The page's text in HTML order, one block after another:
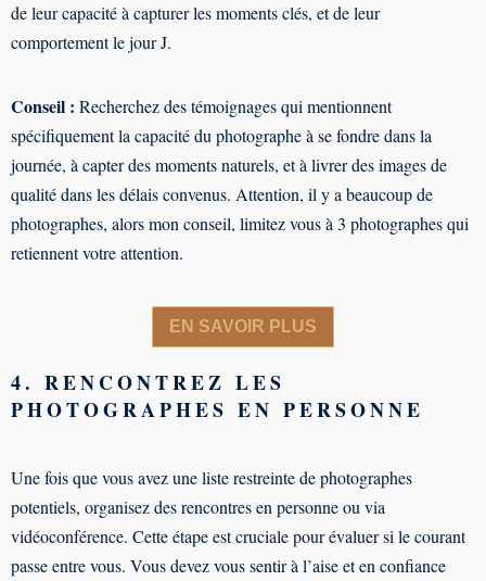
de leur capacité à capturer les moments clés, et de leur
comportement le jour J.
Conseil : Recherchez des témoignages qui mentionnent
spécifiquement la capacité du photographe à se fondre dans la
journée, à capter des moments naturels, et à livrer des images de
qualité dans les délais convenus. Attention, il y a beaucoup de
photographes, alors mon conseil, limitez vous à 3 photographes qui
retiennent votre attention.
EN SAVOIR PLUS
4. RENCONTREZ LES
PHOTOGRAPHES EN PERSONNE
Une fois que vous avez une liste restreinte de photographes
potentiels, organisez des rencontres en personne ou via
vidéoconférence. Cette étape est cruciale pour évaluer si le courant
passe entre vous. Vous devez vous sentir à l’aise et en confiance